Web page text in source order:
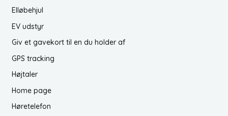
Elløbehjul
EV udstyr
Giv et gavekort til en du holder af
GPS tracking
Højtaler
Home page
Høretelefon